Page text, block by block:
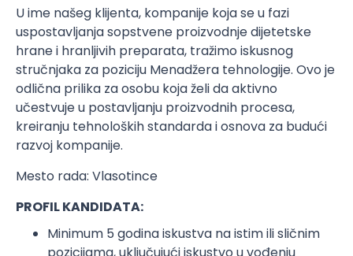
U ime našeg klijenta, kompanije koja se u fazi
uspostavljanja sopstvene proizvodnje dijetetske
hrane i hranljivih preparata, tražimo iskusnog
stručnjaka za poziciju Menadžera tehnologije. Ovo je
odlična prilika za osobu koja želi da aktivno
učestvuje u postavljanju proizvodnih procesa,
kreiranju tehnoloških standarda i osnova za budući
razvoj kompanije.
Mesto rada: Vlasotince
PROFIL KANDIDATA:
Minimum 5 godina iskustva na istim ili sličnim